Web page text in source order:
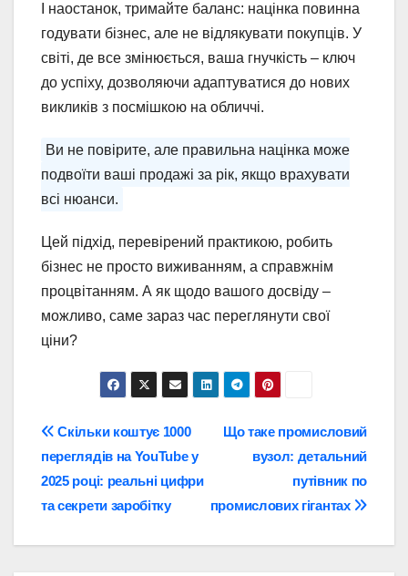
І наостанок, тримайте баланс: націнка повинна
годувати бізнес, але не відлякувати покупців. У
світі, де все змінюється, ваша гнучкість – ключ
до успіху, дозволяючи адаптуватися до нових
викликів з посмішкою на обличчі.
Ви не повірите, але правильна націнка може
подвоїти ваші продажі за рік, якщо врахувати
всі нюанси.
Цей підхід, перевірений практикою, робить
бізнес не просто виживанням, а справжнім
процвітанням. А як щодо вашого досвіду –
можливо, саме зараз час переглянути свої
ціни?
Навігація
записів
Що таке промисловий
вузол: детальний
путівник по
промислових гігантах
Скільки коштує 1000
переглядів на YouTube у
2025 році: реальні цифри
та секрети заробітку